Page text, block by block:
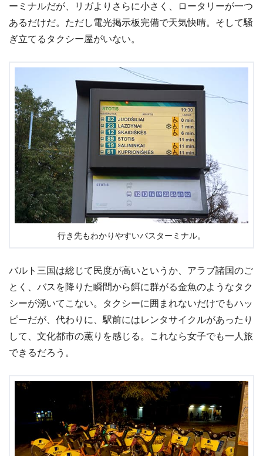
ーミナルだが、リガよりさらに小さく、ロータリーが一つ
あるだけだ。ただし電光掲示板完備で天気快晴。そして騒
ぎ立てるタクシー屋がいない。
行き先もわかりやすいバスターミナル。
バルト三国は総じて民度が高いというか、アラブ諸国のご
とく、バスを降りた瞬間から餌に群がる金魚のようなタク
シーが湧いてこない。タクシーに囲まれないだけでもハッ
ピーだが、代わりに、駅前にはレンタサイクルがあったり
して、文化都市の薫りを感じる。これなら女子でも一人旅
できるだろう。